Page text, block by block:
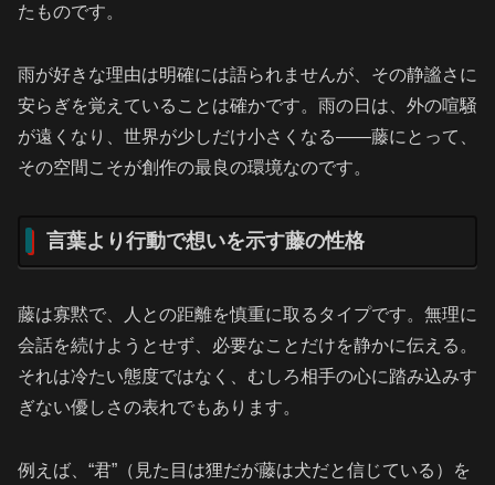
たものです。
雨が好きな理由は明確には語られませんが、その静謐さに
安らぎを覚えていることは確かです。雨の日は、外の喧騒
が遠くなり、世界が少しだけ小さくなる——藤にとって、
その空間こそが創作の最良の環境なのです。
言葉より行動で想いを示す藤の性格
藤は寡黙で、人との距離を慎重に取るタイプです。無理に
会話を続けようとせず、必要なことだけを静かに伝える。
それは冷たい態度ではなく、むしろ相手の心に踏み込みす
ぎない優しさの表れでもあります。
例えば、“君”（見た目は狸だが藤は犬だと信じている）を